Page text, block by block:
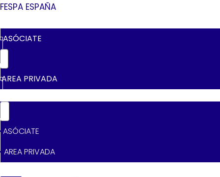
Ir
Contenido
FESPA ESPAÑA
ASÓCIATE
AREA PRIVADA
ASÓCIATE
AREA PRIVADA